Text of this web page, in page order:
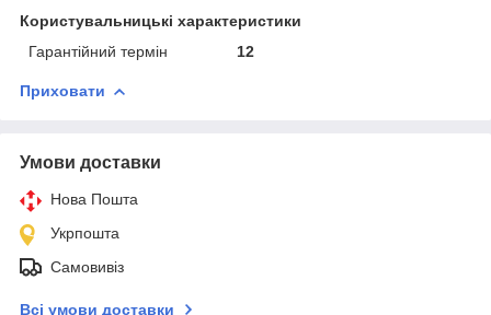
Користувальницькі характеристики
Гарантійний термін
12
Приховати
Умови доставки
Нова Пошта
Укрпошта
Самовивіз
Всі умови доставки